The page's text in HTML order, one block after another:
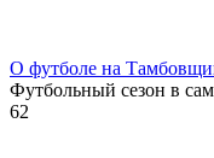
О футболе на
Футбольный сезон в
62